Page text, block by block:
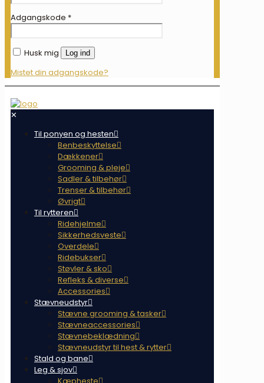
Adgangskode *
Husk mig Log ind
Mistet din adgangskode?
✕
Til ponyen og hesten
Benbeskyttelse
Dækkener
Grooming & pleje
Sadler & tilbehør
Trenser & tilbehør
Øvrigt
Til rytteren
Ridehjelme
Sikkerhedsveste
Overdele
Ridebukser
Støvler & sko
Refleks & diverse
Accessories
Stævneudstyr
Stævne grooming & tasker
Stævneaccessories
Stævnebeklædning
Stævneudstyr til hest & rytter
Stald og bane
Leg & sjov